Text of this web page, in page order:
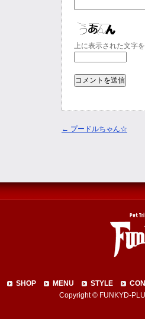
上に表示された文字
← プードルちゃん☆
SHOP MENU STYLE
Copyright © FUNKYD-